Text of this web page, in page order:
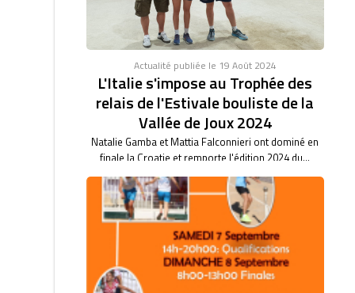
Actualité publiée le 19 Août 2024
L'Italie s'impose au Trophée des
relais de l'Estivale bouliste de la
Vallée de Joux 2024
Natalie Gamba et Mattia Falconnieri ont dominé en
finale la Croatie et remporte l'édition 2024 du...